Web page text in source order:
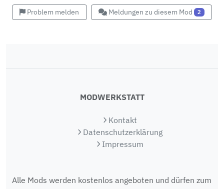
Problem melden Meldungen zu diesem Mod 2
MODWERKSTATT
Kontakt
Datenschutzerklärung
Impressum
Alle Mods werden kostenlos angeboten und dürfen zum